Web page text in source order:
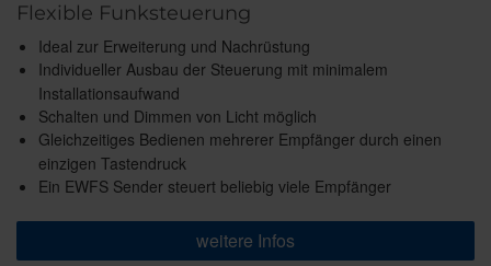
Flexible Funksteuerung
Ideal zur Erweiterung und Nachrüstung
Individueller Ausbau der Steuerung mit minimalem
Installationsaufwand
Schalten und Dimmen von Licht möglich
Gleichzeitiges Bedienen mehrerer Empfänger durch einen
einzigen Tastendruck
Ein EWFS Sender steuert beliebig viele Empfänger
weitere Infos